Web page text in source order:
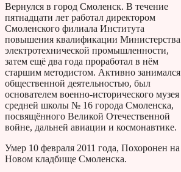
Вернулся в город Смоленск. В течение
пятнадцати лет работал директором
Смоленского филиала Института
повышения квалификации Министерства
электротехнической промышленности,
затем ещё два года проработал в нём
старшим методистом. Активно занимался
общественной деятельностью, был
основателем военно-исторического музея
средней школы № 16 города Смоленска,
посвящённого Великой Отечественной
войне, дальней авиации и космонавтике.
Умер 10 февраля 2011 года, Похоронен на
Новом кладбище Смоленска.